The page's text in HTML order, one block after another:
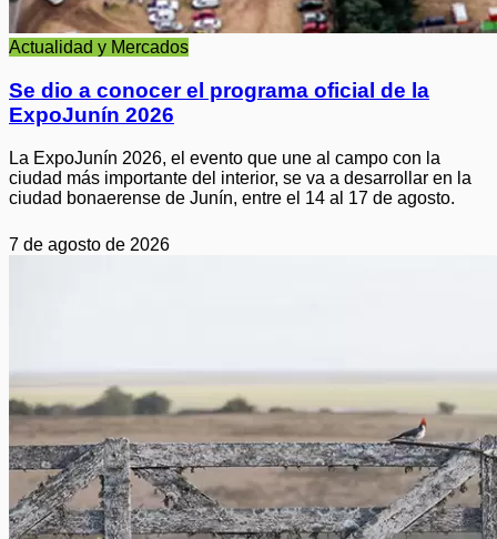
Actualidad y Mercados
Se dio a conocer el programa oficial de la
ExpoJunín 2026
La ExpoJunín 2026, el evento que une al campo con la
ciudad más importante del interior, se va a desarrollar en la
ciudad bonaerense de Junín, entre el 14 al 17 de agosto.
7 de agosto de 2026